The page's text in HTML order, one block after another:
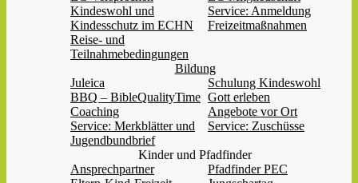
Kindeswohl und
Kindesschutz im ECHN
Service: Anmeldung
Freizeitmaßnahmen
Reise- und
Teilnahmebedingungen
Bildung
Juleica
Schulung Kindeswohl
BBQ – BibleQualityTime Gott erleben
Coaching
Angebote vor Ort
Service: Merkblätter und
Jugendbundbrief
Service: Zuschüsse
Kinder und Pfadfinder
Ansprechpartner
Pfadfinder PEC